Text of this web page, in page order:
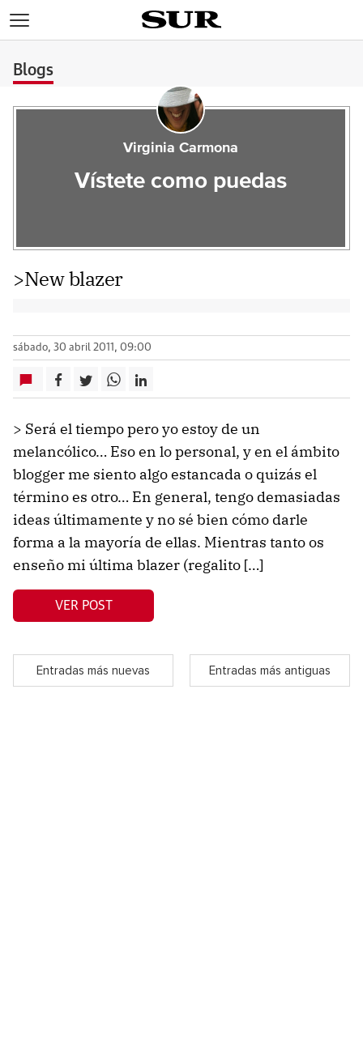
Blogs
Virginia Carmona
Vístete como puedas
>New blazer
sábado, 30 abril 2011, 09:00
> Será el tiempo pero yo estoy de un
melancólico… Eso en lo personal, y en el ámbito
blogger me siento algo estancada o quizás el
término es otro… En general, tengo demasiadas
ideas últimamente y no sé bien cómo darle
forma a la mayoría de ellas. Mientras tanto os
enseño mi última blazer (regalito […]
VER POST
Entradas más nuevas Entradas más antiguas